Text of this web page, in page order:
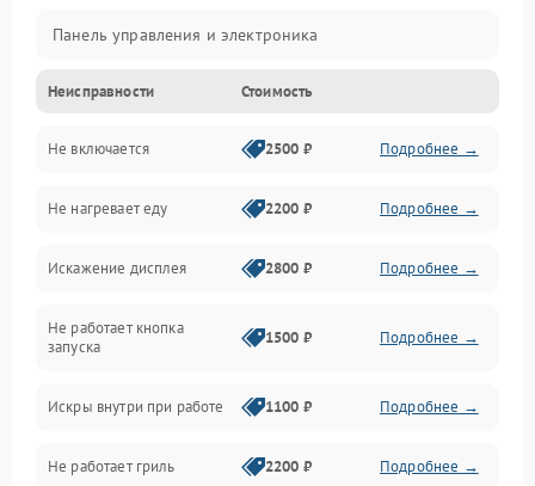
Панель управления и электроника
Дверца и корпус
Механика и внутренние элементы
Механические повреждения
Питание и запуск
Нагрев и приготовление
Программное обеспечение
Неисправности Стоимость
Не включается 2500 ₽ Подробнее →
Не нагревает еду 2200 ₽ Подробнее →
Искажение дисплея 2800 ₽ Подробнее →
Не работает кнопка
запуска
1500 ₽ Подробнее →
Искры внутри при работе 1100 ₽ Подробнее →
Не работает гриль 2200 ₽ Подробнее →